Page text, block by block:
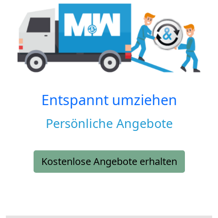
Entspannt umziehen
Persönliche Angebote
Kostenlose Angebote erhalten